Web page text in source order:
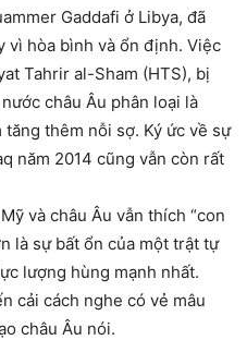
Gaddafi ở Libya, đã
vì hòa bình và ổn định. Việc
Tahrir al-Sham (HTS), bị
châu Âu phân loại là
thêm nỗi sợ. Ký ức về sự
năm 2014 cũng vẫn còn rất
và châu Âu vẫn thích “con
là sự bất ổn của một trật tự
lượng hùng mạnh nhất.
cải cách nghe có vẻ mâu
châu Âu nói.